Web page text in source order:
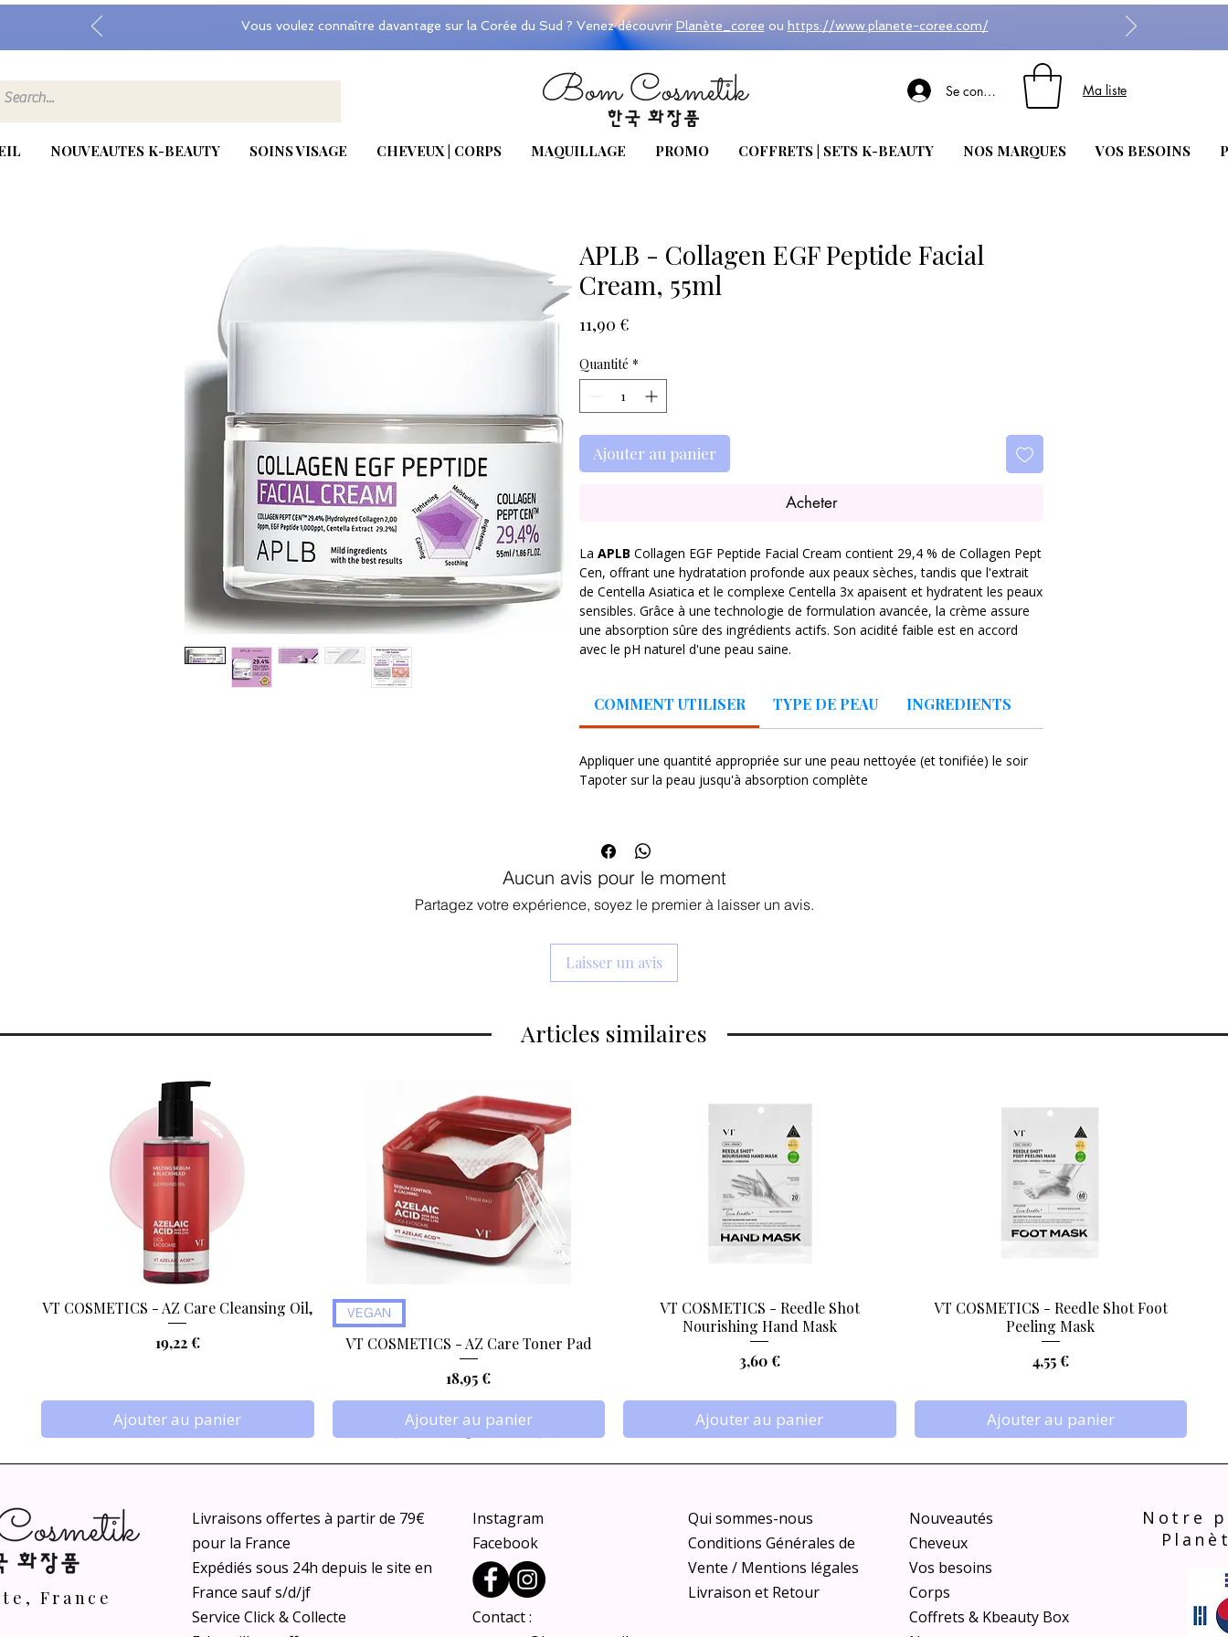
Vous voulez connaître davantage sur la Corée du Sud ? Venez découvrir Planète_coree ou https://www.planete-coree.com/
Se connecter Ma liste
NOUVEAUTES K-BEAUTY SOINS VISAGE CHEVEUX | CORPS MAQUILLAGE PROMO COFFRETS | SETS K-BEAUTY NOS MARQUES VOS BESOINS
APLB - Collagen EGF Peptide Facial
Cream, 55ml
11,90 €
Quantité *
Ajouter au panier
Acheter
LaAPLBCollagen EGF Peptide Facial Cream contient 29,4 % de Collagen Pept
Cen, offrant une hydratation profonde aux peaux sèches, tandis que l'extrait
de Centella Asiatica et le complexe Centella 3x apaisent et hydratent les peaux
sensibles. Grâce à une technologie de formulation avancée, la crème assure
une absorption sûre des ingrédients actifs. Son acidité faible est en accord
avec le pH naturel d'une peau saine.
EGF 1 000 ppt, extrait de Centella Asiatica 29,2 %), associé au complexe
Centella 3x
COMPLEXE CENTELLA 3X : Les composants suivants de l'acide
madécassique, de l'asiaticoside et de l'acide asiatique proviennent d'une
COMMENT UTILISER TYPE DE PEAU INGREDIENTS
Appliquer une quantité appropriée sur une peau nettoyée (et tonifiée) le soir
Tapoter sur la peau jusqu'à absorption complète
Aucun avis pour le moment
Partagez votre expérience, soyez le premier à laisser un avis.
Laisser un avis
Articles similaires
Aperçu rapide
VT COSMETICS - AZ Care Cleansing Oil,
Prix
19,22 €
Ajouter au panier
VEGAN
VT COSMETICS - AZ Care Toner Pad
Prix
18,95 €
Ajouter au panier
Aperçu rapide
VT COSMETICS - Reedle Shot
Nourishing Hand Mask
Prix
3,60 €
Ajouter au panier
Aperçu rapide
VT COSMETICS - Reedle Shot Foot
Peeling Mask
Prix
4,55 €
Ajouter au panier
France
Livraisons offertes à partir de 79€
pour la France
Expédiés sous 24h depuis le site en
France sauf s/d/jf
Service Click & Collecte
Instagram
Facebook
Contact :
Qui sommes-nous
Conditions Générales de
Vente / Mentions légales
Livraison et Retour
Nouveautés
Cheveux
Vos besoins
Corps
Coffrets & Kbeauty Box
Notre